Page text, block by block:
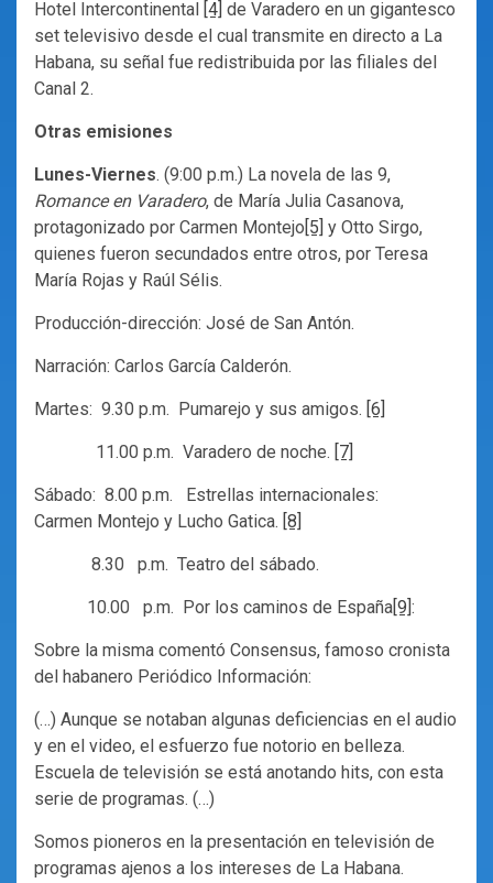
Hotel Intercontinental [4] de Varadero en un gigantesco
set televisivo desde el cual transmite en directo a La
Habana, su señal fue redistribuida por las filiales del
Canal 2.
Otras emisiones
Lunes-Viernes. (9:00 p.m.) La novela de las 9,
Romance en Varadero, de María Julia Casanova,
protagonizado por Carmen Montejo [5] y Otto Sirgo,
quienes fueron secundados entre otros, por Teresa
María Rojas y Raúl Sélis.
Producción-dirección: José de San Antón.
Narración: Carlos García Calderón.
Martes: 9.30 p.m. Pumarejo y sus amigos. [6]
11.00 p.m. Varadero de noche. [7]
Sábado: 8.00 p.m. Estrellas internacionales:
Carmen Montejo y Lucho Gatica. [8]
8.30 p.m. Teatro del sábado.
10.00 p.m. Por los caminos de España [9] :
Sobre la misma comentó Consensus, famoso cronista
del habanero Periódico Información:
(…) Aunque se notaban algunas deficiencias en el audio
y en el video, el esfuerzo fue notorio en belleza.
Escuela de televisión se está anotando hits, con esta
serie de programas. (…)
Somos pioneros en la presentación en televisión de
programas ajenos a los intereses de La Habana.